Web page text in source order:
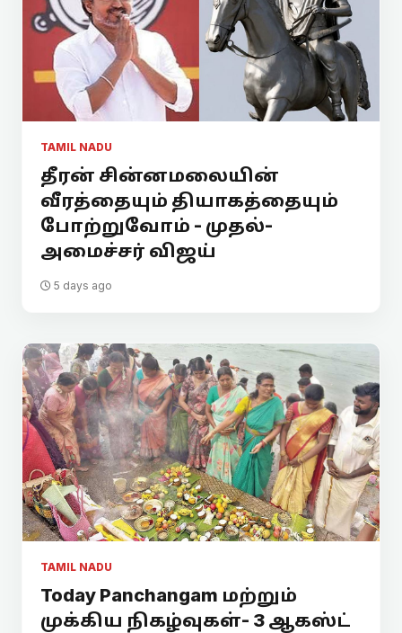
TAMIL NADU
தீரன் சின்னமலையின்
வீரத்தையும் தியாகத்தையும்
போற்றுவோம் - முதல்-
அமைச்சர் விஜய்
5 days ago
TAMIL NADU
Today Panchangam மற்றும்
முக்கிய நிகழ்வுகள்- 3 ஆகஸ்ட்